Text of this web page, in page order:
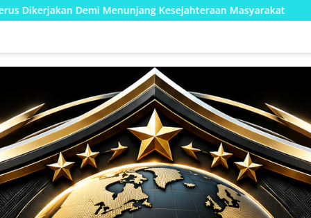
Kesejahteraan Masyarakat Kodim 1002/HST